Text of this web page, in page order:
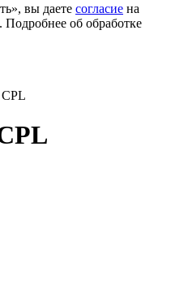
вы даете согласие на
об обработке